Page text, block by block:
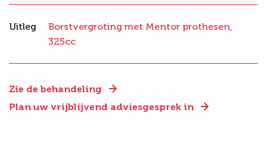
Zie de behandeling
Plan uw vrijblijvend adviesgesprek in
Uitleg
Borstvergroting met Mentor prothesen,
325cc